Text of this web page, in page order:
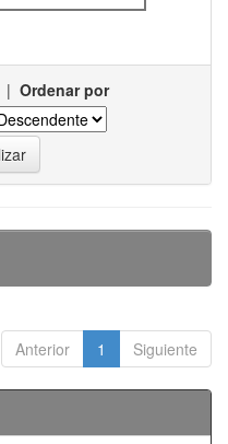
| Ordenar por
Anterior 1 Siguiente